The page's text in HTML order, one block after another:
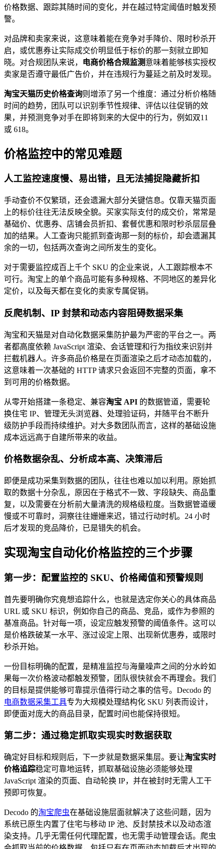
立即关注 Decodo德口多微信公众号，获取最新产
品动态、专属优惠及更多精彩内容！
微信公众号
立即关注 Decodo德口多微信公众号，获取最新产
品动态、专属优惠及更多精彩内容！
价格数据、跟踪其随时间的变化，并在越过特定阈值时触发预
警。
对品牌和卖家来说，这意味着能在竞争对手降价、限时秒杀开
启，或优惠券让实际成交价明显低于标价的那一刻就立即知
晓。对合规团队来说，
电商价格合规监测意味着能够核实授权
卖家是否遵守最低广告价，并在违规行为蔓延之前及时发现。
淘宝天猫历史价格查询则增添了另一个维度：通过分析价格随
时间的趋势，团队可以识别季节性规律、评估以往促销的效
果，并预测竞争对手在即将到来的大促中的行为，例如双11
或 618。
价格监控中的常见难题
人工监控速度慢、易出错，且无法捕捉隐藏折扣
手动查价不仅繁琐，还会遗漏大部分关键信息。仅靠天猫页面
上的标价往往无法反映全貌。买家实际支付的成交价，常常是
基础价、优惠券、店铺会员折扣、套餐优惠和限时秒杀层层叠
加的结果。人工查询只能抓到查询那一刻的标价，却会遗漏其
余的一切，包括两次查询之间所发生的变化。
对于需要监控成百上千个 SKU 的企业来说，人工跟踪根本不
可行。淘宝上的单个商品可能有多种规格、不同地区的差异化
定价，以及每天都在变化的卖家专属促销。
反爬机制、IP 封禁和动态内容阻碍数据采集
淘宝和天猫是对自动化数据采集防护最为严密的平台之一。两
者都高度依赖 JavaScript 渲染、会话管理和行为指纹来识别并
拦截机器人。许多商品价格是在页面渲染之后才动态加载的，
这意味着一次基础的 HTTP 请求只会返回不完整的页面，拿不
到可用的价格数据。
从零开始搭建一条稳定、兼容淘宝 API 的数据管道，需要轮
换住宅 IP、管理无头浏览器、处理验证码，并随平台不断升
级防护手段而持续维护。对大多数团队而言，这样的基础设施
成本远远高于自建所带来的收益。
价格数据杂乱、分析成本高、决策滞后
即便是成功采集到数据的团队，往往也难以加以利用。原始抓
取的数据十分杂乱，原因在于格式不一致、字段缺失、商品重
复，以及需要在分析前大量清洗的规格级粒度。当数据管道缓
慢或不可靠时，洞察往往姗姗来迟，错过行动时机。24 小时
后才发现的竞品降价，已是错失的机会。
实现淘宝自动化价格监控的三个步骤
第一步：配置监控的 SKU、价格阈值和预警规则
首先要明确你究竟想追踪什么，也就是选定你关心的具体商品
URL 或 SKU 标识，例如你自己的商品、竞品，或作为参照的
基准商品。针对每一项，设定应触发预警的阈值条件。这可以
是价格跌破某一水平、涨过设定上限、出现新优惠券，或限时
秒杀开始。
一份目标明确的配置，是精准监控与海量噪声之间的分水岭如
果每一次价格波动都触发预警，团队很快就会不再理会。我们
的目标是提供能够可靠提示值得行动之事的信号。Decodo 的
电商数据采集工具专为大规模处理结构化 SKU 列表而设计，
即便面对庞大的商品目录，配置时间也能保持很短。
第二步：通过稳定抓取实现实时数据获取
确定好目标和规则后，下一步就是数据采集层。要让淘宝实时
价格追踪稳定可靠地运转，抓取基础设施必须能够处理
JavaScript 渲染的页面、自动轮换 IP，并在被封时无需人工干
预即可恢复。
Decodo 的淘宝爬虫在基础设施层面就解决了这些问题，因为
系统已原生内置了住宅与移动 IP 池、反封禁技术以及动态渲
染支持。几乎无需任何代理配置，也无需手动管理会话。爬虫